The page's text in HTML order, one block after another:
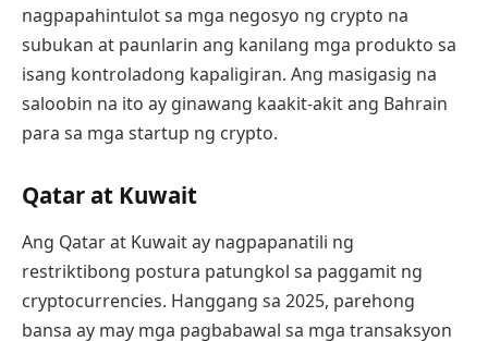
nagpapahintulot sa mga negosyo ng crypto na
subukan at paunlarin ang kanilang mga produkto sa
isang kontroladong kapaligiran. Ang masigasig na
saloobin na ito ay ginawang kaakit-akit ang Bahrain
para sa mga startup ng crypto.
Qatar at Kuwait
Ang Qatar at Kuwait ay nagpapanatili ng
restriktibong postura patungkol sa paggamit ng
cryptocurrencies. Hanggang sa 2025, parehong
bansa ay may mga pagbabawal sa mga transaksyon